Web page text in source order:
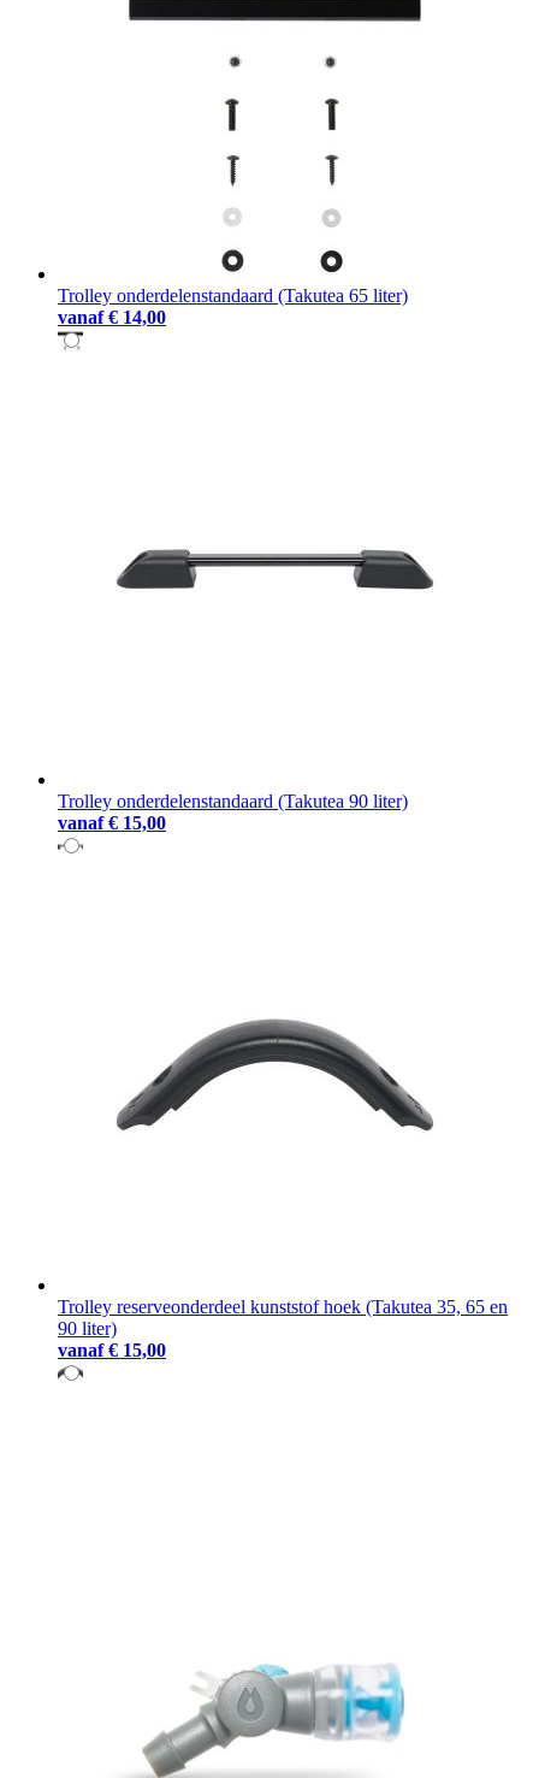
Trolley onderdelenstandaard (Takutea 65 liter)
vanaf € 14,00
Trolley onderdelenstandaard (Takutea 90 liter)
vanaf € 15,00
Trolley reserveonderdeel kunststof hoek (Takutea 35, 65 en
90 liter)
vanaf € 15,00